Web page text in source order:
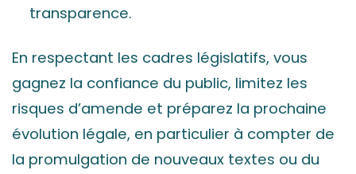
transparence.
En respectant les cadres législatifs, vous
gagnez la confiance du public, limitez les
risques d’amende et préparez la prochaine
évolution légale, en particulier à compter de
la promulgation de nouveaux textes ou du